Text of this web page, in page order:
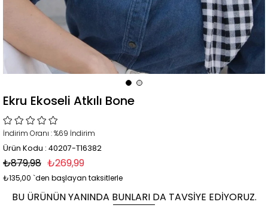
Ekru Ekoseli Atkılı Bone
İndirim Oranı :%69 İndirim
Ürün Kodu : 40207-T16382
₺879,98 ₺269,99
₺135,00 `den başlayan taksitlerle
BU ÜRÜNÜN YANINDA BUNLARI DA TAVSIYE EDIYORUZ.